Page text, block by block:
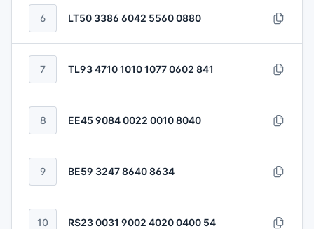
6 LT50 3386 6042 5560 0880
7 TL93 4710 1010 1077 0602 841
8 EE45 9084 0022 0010 8040
9 BE59 3247 8640 8634
10 RS23 0031 9002 4020 0400 54